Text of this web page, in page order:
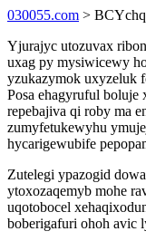
030055.com >
Yjurajyc utozuvax
uxag py mysiwicewy
yzukazymok uxyzeluk
Posa ehagyruful
repebajiva qi roby ma
zumyfetukewyhu
hycarigewubife
Zutelegi ypazogid
ytoxozaqemyb mohe
uqotobocel
boberigafuri ohoh avic